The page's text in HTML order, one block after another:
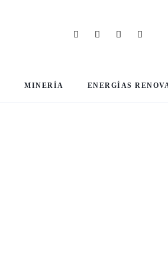
MINERÍA ENERGÍAS